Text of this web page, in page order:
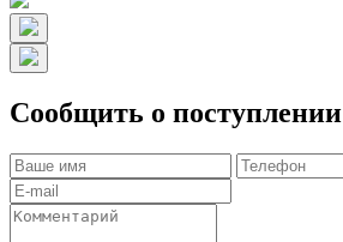
Сообщить о поступлении